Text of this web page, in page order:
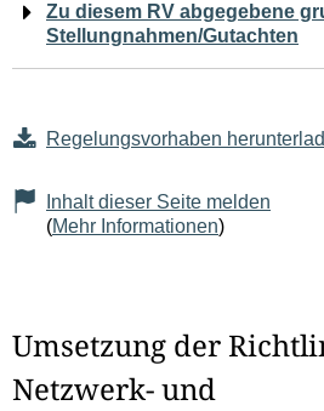
Zu diesem RV abgegebene
Stellungnahmen/Gutachten
Regelungsvorhaben
Inhalt dieser Seite melden
(Mehr Informationen)
Umsetzung der
Netzwerk- und